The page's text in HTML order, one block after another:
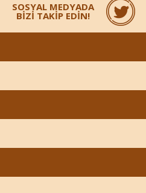
SOSYAL MEDYADA
BİZİ TAKİP EDİN!